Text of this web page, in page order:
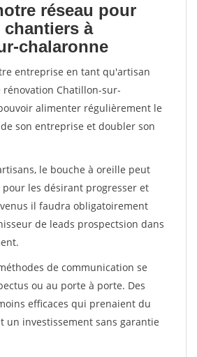
réseau pour
à
chalaronne
entreprise en tant qu'artisan
rénovation Chatillon-sur-
alimenter régulièrement le
son entreprise et doubler son
le bouche à oreille peut
les désirant progresser et
il faudra obligatoirement
de leads prospectsion dans
de communication se
ou au porte à porte. Des
efficaces qui prenaient du
un investissement sans garantie